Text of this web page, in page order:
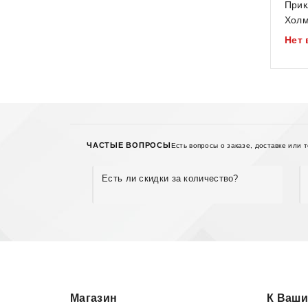
out
of
5
Нет
ЧАСТЫЕ ВОПРОСЫЕсть вопросы о заказе, доставке или
Есть ли скидки за количество?
Магазин К